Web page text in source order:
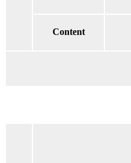
Content